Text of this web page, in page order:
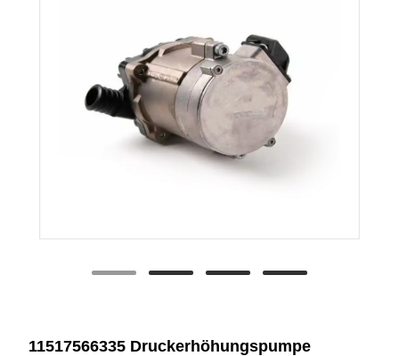
11517566335 Druckerhöhungspumpe